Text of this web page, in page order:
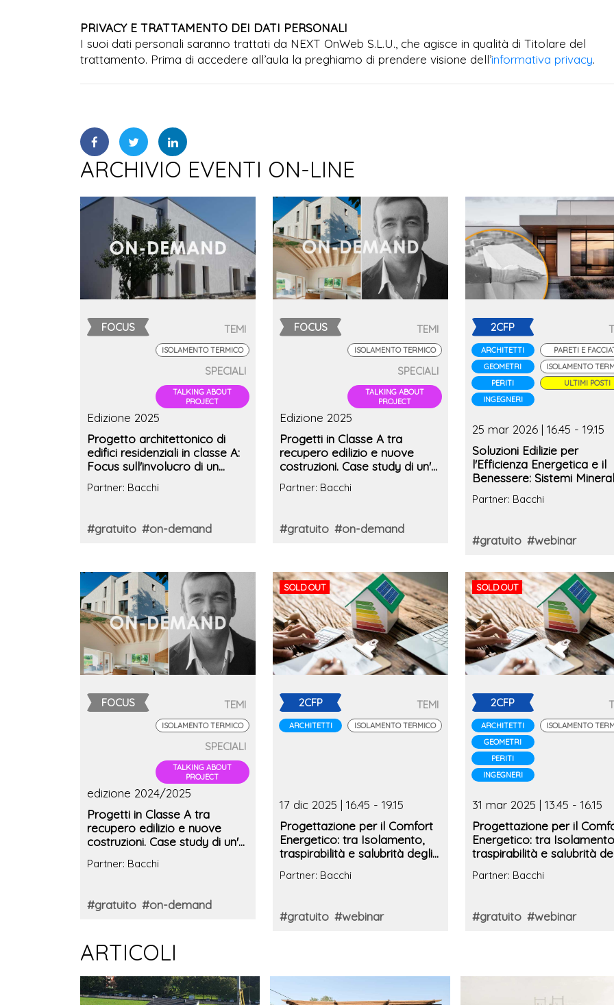
PRIVACY E TRATTAMENTO DEI DATI PERSONALI
I suoi dati personali saranno trattati da NEXT OnWeb S.L.U., che agisce in qualità di Titolare del
trattamento. Prima di accedere all’aula la preghiamo di prendere visione dell’informativa privacy.
ARCHIVIO EVENTI ON-LINE
FOCUS TEMI
ISOLAMENTO TERMICO
SPECIALI
TALKING ABOUT
PROJECT
Edizione 2025
Progetto architettonico di
edifici residenziali in classe A:
Focus sull'involucro di un
certificazione Casaclima
Partner: Bacchi
#gratuito #on-demand
FOCUS TEMI
ISOLAMENTO TERMICO
SPECIALI
TALKING ABOUT
PROJECT
Edizione 2025
Progetti in Classe A tra
recupero edilizio e nuove
costruzioni. Case study di un'
certificazione
Partner: Bacchi
#gratuito #on-demand
2CFP
ARCHITETTI
GEOMETRI
PERITI
INGEGNERI
PARETI E
ISOLAMENTO
ULTIMI POSTI
25 mar 2026 | 16.45 - 19.15
Soluzioni Edilizie per
l'Efficienza Energetica e il
Benessere: Sistemi
Abitazioni Sostenibili
Partner: Bacchi
#gratuito #webinar
FOCUS TEMI
ISOLAMENTO TERMICO
SPECIALI
TALKING ABOUT
PROJECT
edizione 2024/2025
Progetti in Classe A tra
recupero edilizio e nuove
costruzioni. Case study di un'
certificazione Casaclima.
Partner: Bacchi
#gratuito #on-demand
SOLD OUT
2CFP
ARCHITETTI
TEMI
ISOLAMENTO TERMICO
17 dic 2025 | 16.45 - 19.15
Progettazione per il Comfort
Energetico: tra Isolamento,
traspirabilità e salubrità degli
Partner: Bacchi
#gratuito #webinar
SOLD OUT
2CFP
ARCHITETTI
GEOMETRI
PERITI
INGEGNERI
ISOLAMENTO
31 mar 2025 | 13.45 - 16.15
Progettazione per il
Energetico: tra
traspirabilità e salubrità
Partner: Bacchi
#gratuito #webinar
ARTICOLI